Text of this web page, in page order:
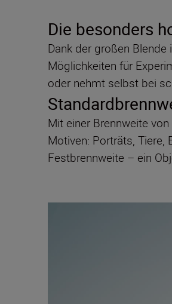
Die besonders
Dank der großen Blende
Möglichkeiten für
oder nehmt selbst bei
Mit einer Brennweite
Motiven: Porträts, Tiere,
Festbrennweite – ein